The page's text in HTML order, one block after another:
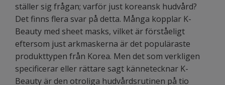
ställer sig frågan; varför just koreansk hudvård?
Det finns flera svar på detta. Många kopplar K-
Beauty med sheet masks, vilket är förståeligt
eftersom just arkmaskerna är det populäraste
produkttypen från Korea. Men det som verkligen
specificerar eller rättare sagt kännetecknar K-
Beauty är den otroliga hudvårdsrutinen på tio